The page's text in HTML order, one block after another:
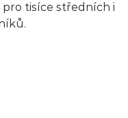
tisíce středních i